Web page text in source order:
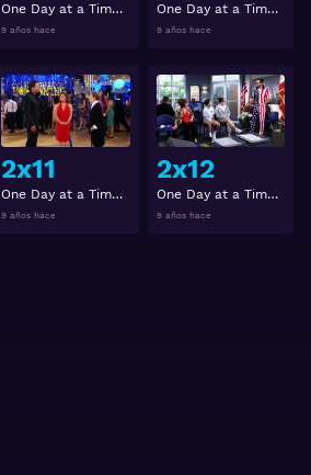
One Day at a Time (Día a Día) 2x8
9 años hace
One Day at a Time (Día a Día) 2x9
9 años hace
Ver
2x11
One Day at a Time (Día a Día) 2x11
9 años hace
Ver
2x12
One Day at a Time (Día a Día) 2x12
9 años hace